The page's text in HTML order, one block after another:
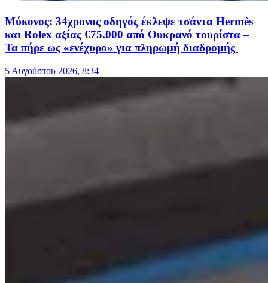
Μύκονος: 34χρονος οδηγός έκλεψε τσάντα Hermès
και Rolex αξίας €75.000 από Ουκρανό τουρίστα –
Τα πήρε ως «ενέχυρο» για πληρωμή διαδρομής
5 Αυγούστου 2026, 8:34